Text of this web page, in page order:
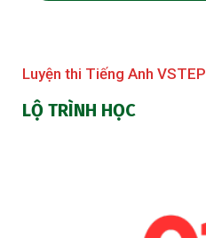
Luyện thi Tiếng Anh VSTEP
LỘ TRÌNH HỌC